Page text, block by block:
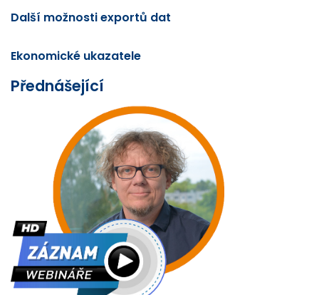
Další možnosti exportů dat
Ekonomické ukazatele
Přednášející